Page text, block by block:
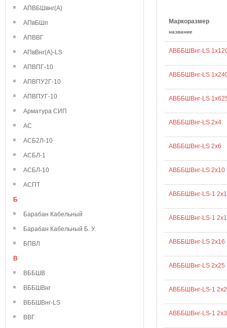
АПВБШвнг(А)
АПвБШп
АПВВГ
АПвВнг(А)-LS
АПВПГ-10
АПВПУ2Г-10
АПВПУГ-10
Арматура СИП
АС
АСБ2Л-10
АСБЛ-1
АСБЛ-10
АСПТ
Б
Барабан Кабельный
Барабан Кабельный Б. У.
БПВЛ
В
ВББШВ
ВББШВнг
ВББШВнг-LS
ВВГ
Маркоразмер
название
АВББШВнг-LS
АВББШВнг-LS
АВББШВнг-LS
АВББШВнг-LS 2х4
АВББШВнг-LS 2х6
АВББШВнг-LS 2х10
АВББШВнг-LS-1
АВББШВнг-LS-1
АВББШВнг-LS 2х16
АВББШВнг-LS 2х25
АВББШВнг-LS-1
АВББШВнг-LS-1